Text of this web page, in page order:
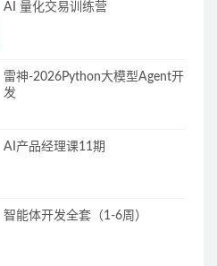
AI 量化交易训练营
雷神-2026Python大模型Agent开
发
AI产品经理课11期
智能体开发全套（1-6周）